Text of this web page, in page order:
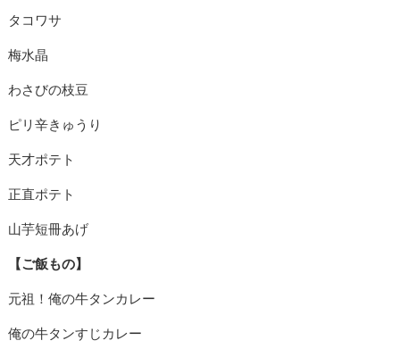
タコワサ
梅水晶
わさびの枝豆
ピリ辛きゅうり
天才ポテト
正直ポテト
山芋短冊あげ
【ご飯もの】
元祖！俺の牛タンカレー
俺の牛タンすじカレー